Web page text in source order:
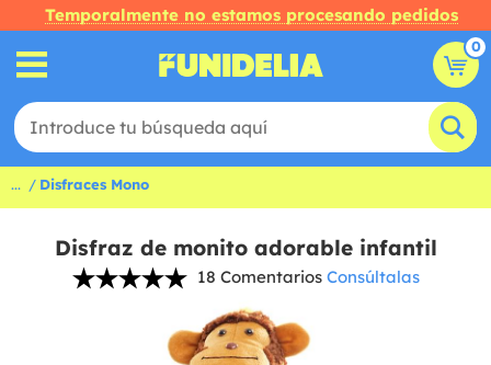
Temporalmente no estamos procesando pedidos
0
... Disfraces Mono
Disfraz de monito adorable infantil
18 Comentarios Consúltalas